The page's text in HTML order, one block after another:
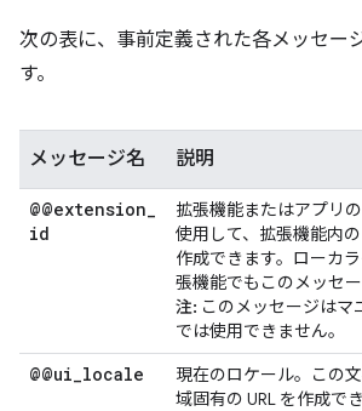
次の表に、事前定義された各メッセー
す。
メッセージ名 説明
@@extension
id
拡張機能またはアプリ
使用して、拡張機能内
作成できます。ローカ
張機能でもこのメッセ
注: このメッセージはマ
では使用できません。
@@ui locale
現在のロケール。この
域固有の URL を作成でき